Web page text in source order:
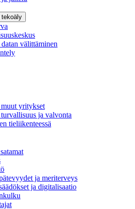
tekoäly
välittäminen
yritykset
ja valvonta
tieliikenteessä
ja meriterveys
ja digitalisaatio